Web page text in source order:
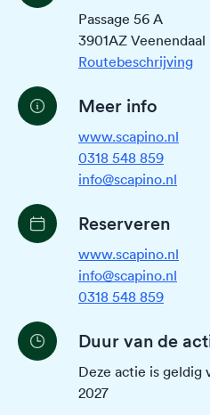
Passage 56 A
3901AZ Veenendaal
Routebeschrijving
Meer info
www.scapino.nl
0318 548 859
info@scapino.nl
Reserveren
www.scapino.nl
info@scapino.nl
0318 548 859
Duur van de
Deze actie is geldig
2027